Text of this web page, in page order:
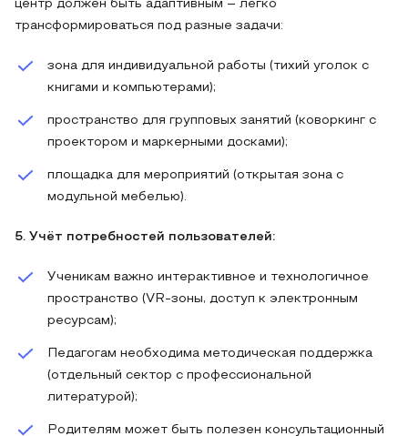
центр должен быть адаптивным – легко
трансформироваться под разные задачи:
зона для индивидуальной работы (тихий уголок с
книгами и компьютерами);
пространство для групповых занятий (коворкинг с
проектором и маркерными досками);
площадка для мероприятий (открытая зона с
модульной мебелью).
5. Учёт потребностей пользователей:
Ученикам важно интерактивное и технологичное
пространство (VR-зоны, доступ к электронным
ресурсам);
Педагогам необходима методическая поддержка
(отдельный сектор с профессиональной
литературой);
Родителям может быть полезен консультационный